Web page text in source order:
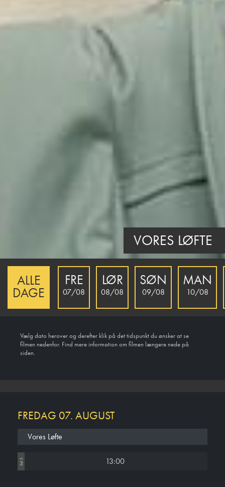
VORES LØFTE
ALLE
DAGE
FRE
07/08
LØR
08/08
SØN
09/08
MAN
10/08
Vælg dato herover og derefter klik på det tidspunkt du ønsker at se
filmen nedenfor. Find mere information om filmen længere nede på
siden.
FREDAG 07. AUGUST
Vores Løfte
Sal 5 13:00